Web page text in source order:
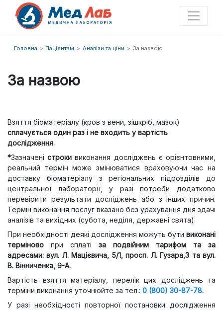
Головна Пацієнтам Аналізи та ціни За назвою
За назвою
Взяття біоматеріалу (кров з вени, зішкріб , мазок)
сплачується один раз і не входить у вартість
дослідження.
*Зазначеністроки виконання досліджень єорієнтовними,
реальний термін може змінюватися враховуючи час на
доставку біоматеріалуз регіональних підрозділів до
центральної лабораторії,у разі потреби додатково
перевірити результати досліджень або з інших причин.
Термін виконання послуг вказано без урахування дня здачі
аналізів та вихідних (субота, неділя, державні свята).
При необхідності деякі дослідження можуть бути виконані
терміново при сплаті за подвійним тарифом та за
адресами: вул. Л. Мацієвича, 5/1, просп. Л. Гузара,3 та вул.
В. Вінниченка, 9-А.
Вартість взяття матеріалу, перелік цих досліджень та
терміни виконання уточнюйте за тел.: 0 (800) 30-87-78.
У разі необхідності повторної постановки дослідження